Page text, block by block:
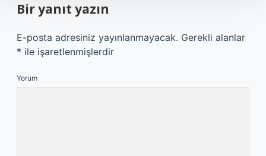
Bir yanıt yazın
E-posta adresiniz yayınlanmayacak. Gerekli alanlar
* ile işaretlenmişlerdir
Yorum